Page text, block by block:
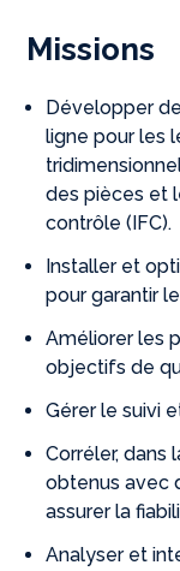
Missions
Développer
ligne pour les
des pièces et
contrôle (IFC).
Installer et
pour garantir
Améliorer les
objectifs de
Gérer le suivi
Corréler, dans
obtenus avec
assurer la
Analyser et